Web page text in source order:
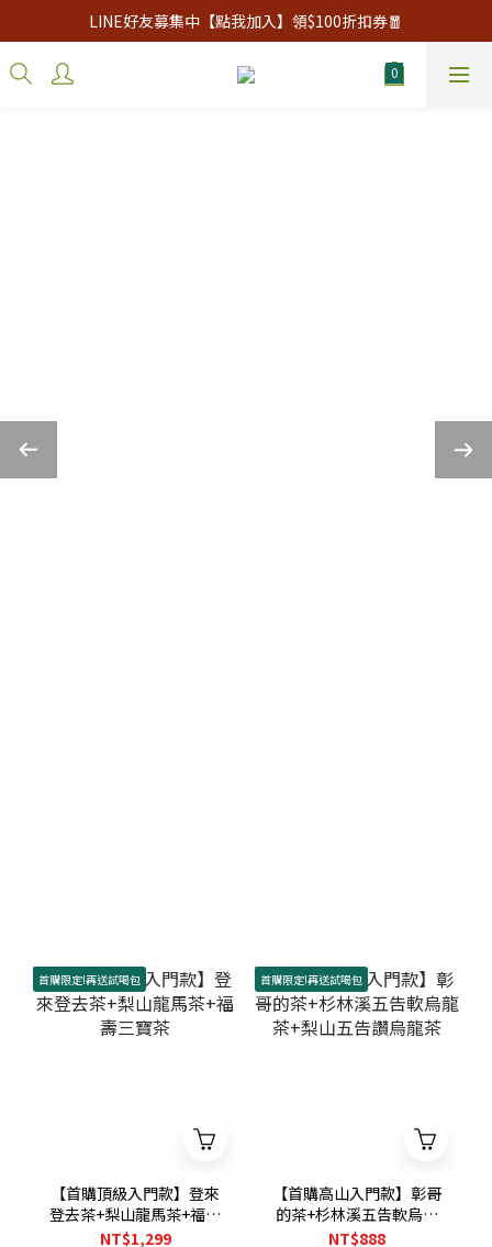
LINE好友募集中【點我加入】領$100折扣券🧧
首購限定!再送試喝包
【首購頂級入門款】登來
登去茶+梨山龍馬茶+福壽
三寶茶
NT$1,299
首購限定!再送試喝包
【首購高山入門款】彰哥
的茶+杉林溪五告軟烏龍
茶+梨山五告讚烏龍茶
NT$888